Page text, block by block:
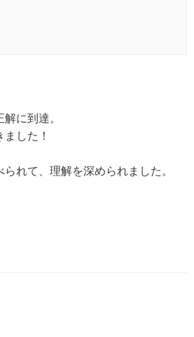
に到達。
した！
れて、理解を深められました。